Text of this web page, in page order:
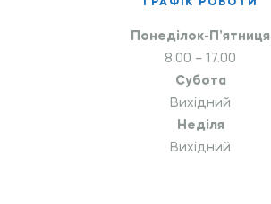
ГРАФІК РОБОТИ
Понеділок-П’ятниця
8.00 – 17.00
Субота
Вихідний
Неділя
Вихідний